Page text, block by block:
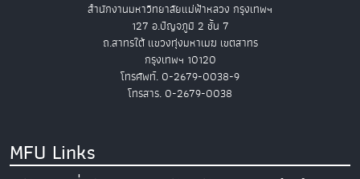
สำนักงานมหาวิทยาลัยแม่ฟ้าหลวง กรุงเทพฯ
127 อ.ปัญจภูมิ 2 ชั้น 7
ถ.สาทรใต้ แขวงทุ่งมหาเมฆ เขตสาทร
กรุงเทพฯ 10120
โทรศัพท์. 0-2679-0038-9
โทรสาร. 0-2679-0038
MFU Links